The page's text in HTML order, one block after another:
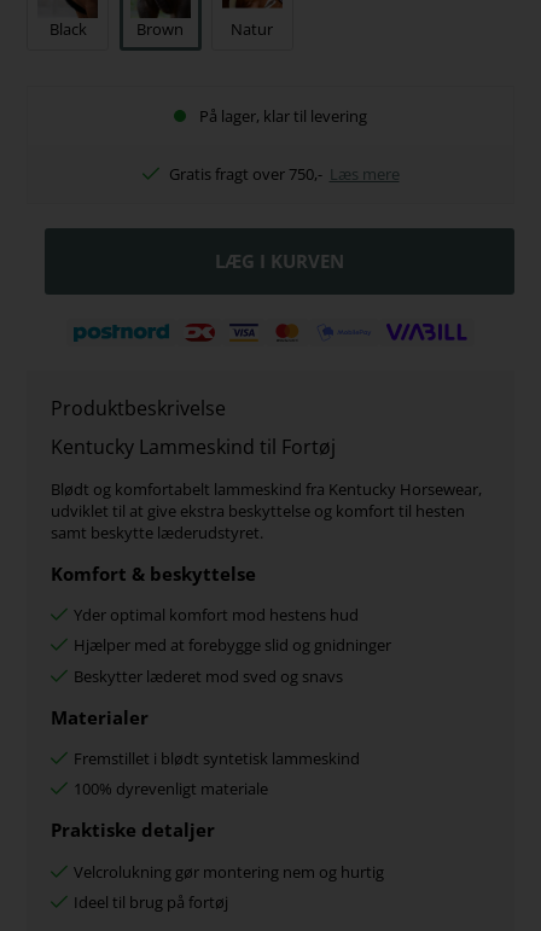
Black Brown Natur
På lager, klar til levering
Gratis fragt over 750,- Læs mere
Produktbeskrivelse
Kentucky Lammeskind til Fortøj
Blødt og komfortabelt lammeskind fra Kentucky Horsewear,
udviklet til at give ekstra beskyttelse og komfort til hesten
samt beskytte læderudstyret.
Komfort & beskyttelse
Yder optimal komfort mod hestens hud
Hjælper med at forebygge slid og gnidninger
Beskytter læderet mod sved og snavs
Materialer
Fremstillet i blødt syntetisk lammeskind
100% dyrevenligt materiale
Praktiske detaljer
Velcrolukning gør montering nem og hurtig
Ideel til brug på fortøj